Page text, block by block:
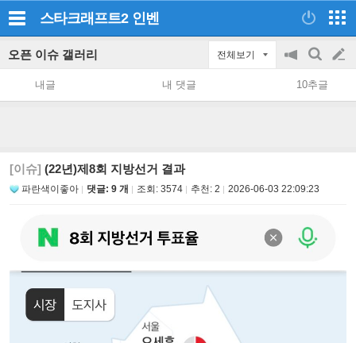
스타크래프트2 인벤
오픈 이슈 갤러리 전체보기
공
지
on/off
검
색
글
쓰
내글 내 댓글 10추글
[이슈] (22년)제8회 지방선거 결과
파란색이좋아 댓글: 9 개 조회: 3574 추천: 2 2026-06-03 22:09:23